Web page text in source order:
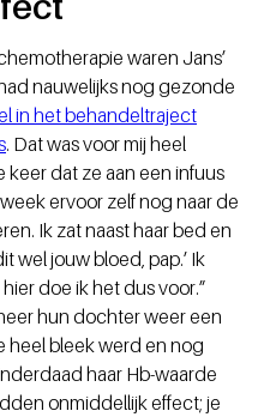
waren Jans’
nauwelijks nog gezonde
in het behandeltraject
. Dat was voor mij heel
keer dat ze aan een infuus
ervoor zelf nog naar de
Ik zat naast haar bed en
wel jouw bloed, pap.’ Ik
doe ik het dus voor.”
hun dochter weer een
heel bleek werd en nog
haar Hb-waarde
onmiddellijk effect; je